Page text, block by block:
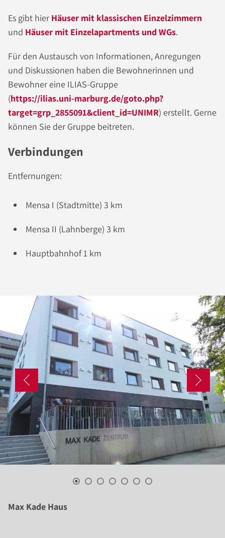
Es gibt hier Häuser mit klassischen Einzelzimmern
und Häuser mit Einzelapartments und WGs.
Für den Austausch von Informationen, Anregungen
und Diskussionen haben die Bewohnerinnen und
Bewohner eine ILIAS-Gruppe
(https://ilias.uni-marburg.de/goto.php?
target=grp_2855091&client_id=UNIMR) erstellt. Gerne
können Sie der Gruppe beitreten.
Verbindungen
Entfernungen:
Mensa I (Stadtmitte) 3 km
Mensa II (Lahnberge) 3 km
Hauptbahnhof 1 km
Max Kade Haus